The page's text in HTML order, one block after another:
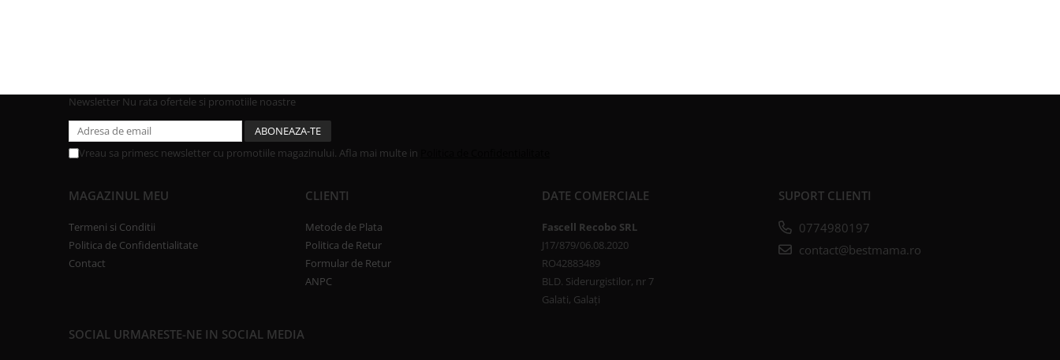
Newsletter Nu rata ofertele si promotiile noastre
Vreau sa primesc newsletter cu promotiile magazinului. Afla mai multe in
MAGAZINUL MEU
Termeni si Conditii
Politica de Confidentialitate
Contact
CLIENTI
Metode de Plata
Politica de Retur
Formular de Retur
ANPC
DATE COMERCIALE
Fascell Recobo SRL
J17/879/06.08.2020
RO42883489
BLD. Siderurgistilor, nr 7
Galati, Galați
SUPORT CLIENTI
0774980197
contact@bestmama.ro
SOCIAL URMARESTE-NE IN SOCIAL MEDIA